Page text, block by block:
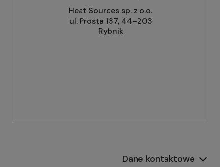
Heat Sources sp. z o.o.
ul. Prosta 137, 44–203
Rybnik
Dane kontaktowe